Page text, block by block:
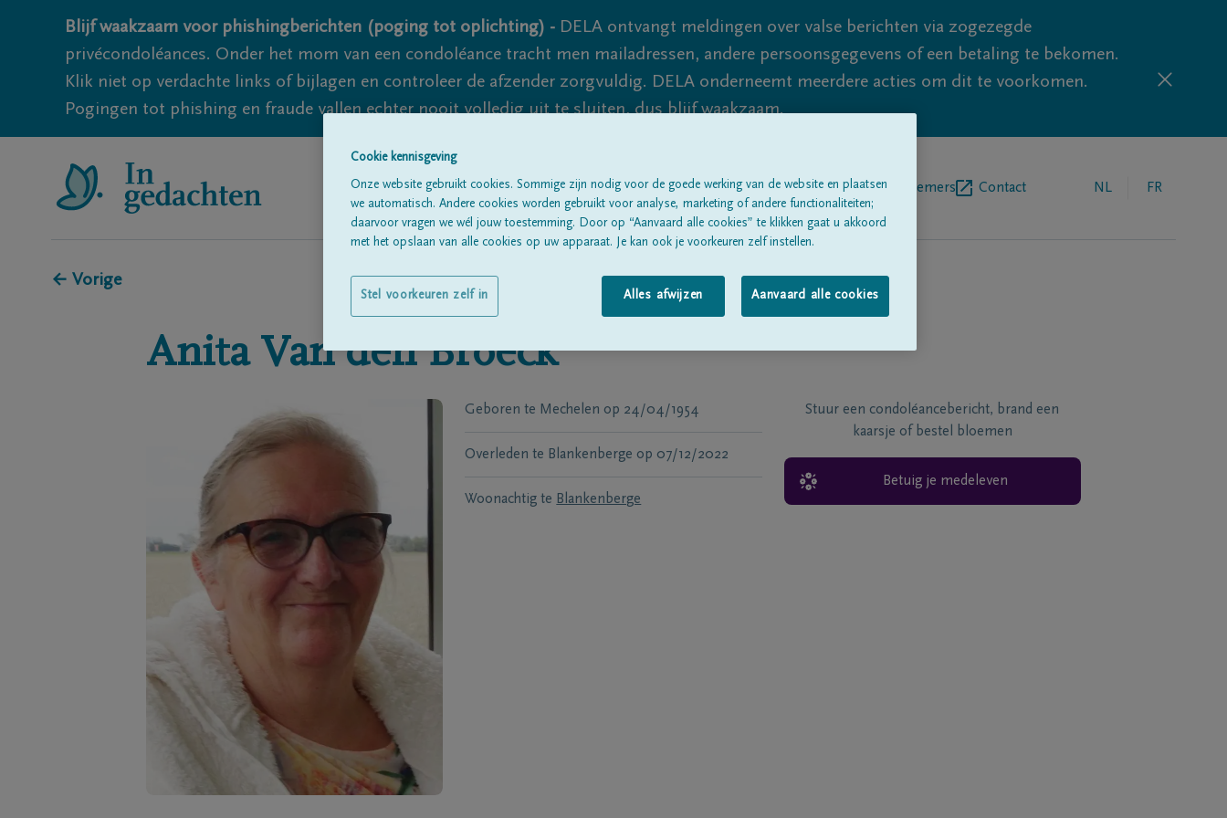
Blijf waakzaam voor phishingberichten (poging tot oplichting) - DELA ontvangt meldingen over valse berichten via zogezegde
privécondoléances. Onder het mom van een condoléance tracht men mailadressen, andere persoonsgegevens of een betaling te bekomen.
Klik niet op verdachte links of bijlagen en controleer de afzender zorgvuldig. DELA onderneemt meerdere acties om dit te voorkomen.
Pogingen tot phishing en fraude vallen echter nooit volledig uit te sluiten, dus blijf waakzaam.
Alle rouwberichtenOver onsBegrafenisondernemers Contact NL FR
← Vorige
Anita Van den Broeck
Geboren te Mechelen op 24/04/1954
Overleden te Blankenberge op 07/12/2022
Woonachtig te Blankenberge
Stuur een condoléancebericht, brand een
kaarsje of bestel bloemen
Betuig je medeleven
Cookie kennisgeving
Onze website gebruikt cookies. Sommige zijn nodig voor de goede werking van de website en plaatsen
we automatisch. Andere cookies worden gebruikt voor analyse, marketing of andere functionaliteiten;
daarvoor vragen we wél jouw toestemming. Door op “Aanvaard alle cookies” te klikken gaat u akkoord
met het opslaan van alle cookies op uw apparaat. Je kan ook je voorkeuren zelf instellen.
Alles afwijzen Aanvaard alle cookies
Stel voorkeuren zelf in